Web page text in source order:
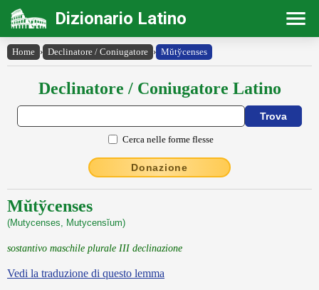
Dizionario Latino
Home › Declinatore / Coniugatore › Mŭty̆censes
Declinatore / Coniugatore Latino
Cerca nelle forme flesse
Donazione
Mŭtўcenses
(Mutycenses, Mutycensĭum)
sostantivo maschile plurale III declinazione
Vedi la traduzione di questo lemma